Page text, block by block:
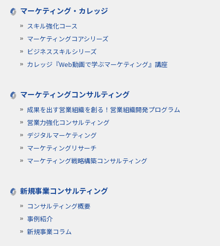
マーケティング・カレッジ
スキル強化コース
マーケティングコアシリーズ
ビジネススキルシリーズ
カレッジ『Web動画で学ぶマーケティング』講座
マーケティングコンサルティング
成果を出す営業組織を創る！営業組織開発プログラム
営業力強化コンサルティング
デジタルマーケティング
マーケティングリサーチ
マーケティング戦略構築コンサルティング
新規事業コンサルティング
コンサルティング概要
事例紹介
新規事業コラム